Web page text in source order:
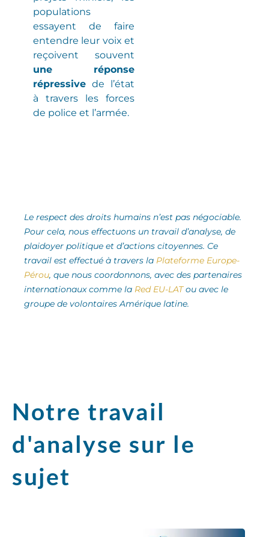
populations
essayent de faire
entendre leur voix et
reçoivent souvent
une réponse
répressive de l’état
à travers les forces
de police et l’armée.
Le respect des droits humains n’est pas négociable.
Pour cela, nous effectuons un travail d’analyse, de
plaidoyer politique et d’actions citoyennes. Ce
travail est effectué à travers la Plateforme Europe-
Pérou, que nous coordonnons, avec des partenaires
internationaux comme la Red EU-LATou avec le
groupe de volontaires Amérique latine.
Notre travail
d'analyse sur le
sujet